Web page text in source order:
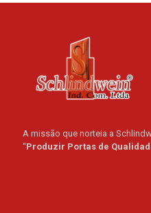
A missão que norteia a
“Produzir Portas de